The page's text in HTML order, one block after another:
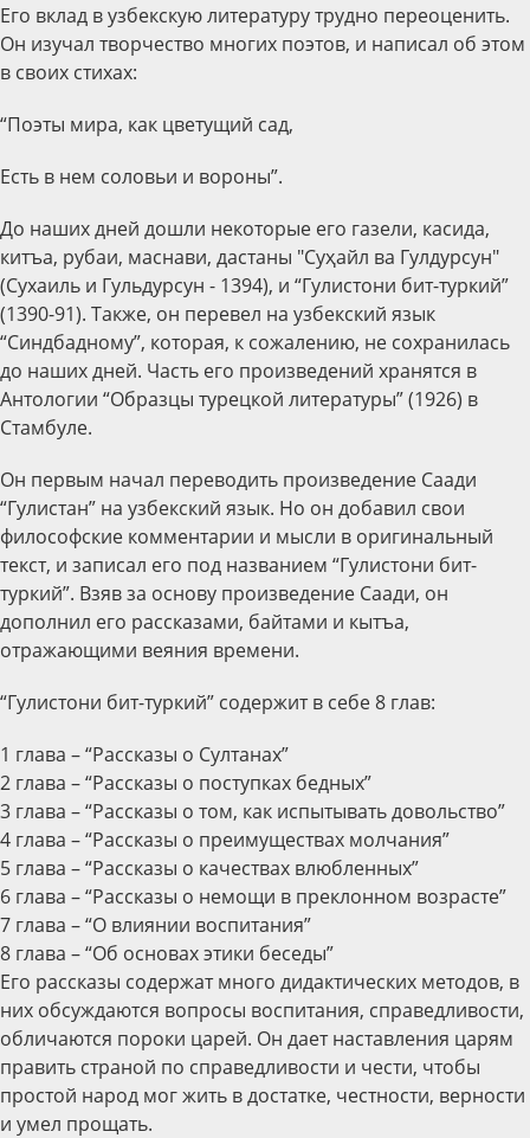
Его вклад в узбекскую литературу трудно переоценить.
Он изучал творчество многих поэтов, и написал об этом
в своих стихах:
“Поэты мира, как цветущий сад,
Есть в нем соловьи и вороны”.
До наших дней дошли некоторые его газели, касида,
китъа, рубаи, маснави, дастаны "Суҳайл ва Гулдурсун"
(Сухаиль и Гульдурсун - 1394), и “Гулистони бит-туркий”
(1390-91). Также, он перевел на узбекский язык
“Синдбадному”, которая, к сожалению, не сохранилась
до наших дней. Часть его произведений хранятся в
Антологии “Образцы турецкой литературы” (1926) в
Стамбуле.
Он первым начал переводить произведение Саади
“Гулистан” на узбекский язык. Но он добавил свои
философские комментарии и мысли в оригинальный
текст, и записал его под названием “Гулистони бит-
туркий”. Взяв за основу произведение Саади, он
дополнил его рассказами, байтами и кытъа,
отражающими веяния времени.
“Гулистони бит-туркий” содержит в себе 8 глав:
1 глава – “Рассказы о Султанах”
2 глава – “Рассказы о поступках бедных”
3 глава – “Рассказы о том, как испытывать довольство”
4 глава – “Рассказы о преимуществах молчания”
5 глава – “Рассказы о качествах влюбленных”
6 глава – “Рассказы о немощи в преклонном возрасте”
7 глава – “О влиянии воспитания”
8 глава – “Об основах этики беседы”
Его рассказы содержат много дидактических методов, в
них обсуждаются вопросы воспитания, справедливости,
обличаются пороки царей. Он дает наставления царям
править страной по справедливости и чести, чтобы
простой народ мог жить в достатке, честности, верности
и умел прощать.